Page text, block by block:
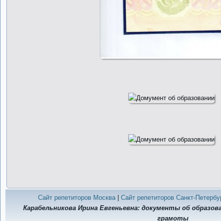
Сайт репетиторов Москва| Сайт репетиторов Санкт-
Карабельникова Ирина Евгеньевна: документы об
грамоты